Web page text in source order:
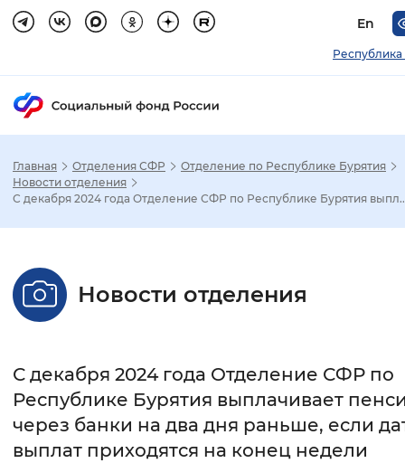
En
Республика
Настройка режима отображения
Стандартный Увеличенный
Без засечек
Интервал между буквами
Главная Отделения СФР
Отделение по Республике Бурятия
Новости отделения
С декабря 2024 года Отделение СФР по Республике Бурятия
Новости отделения
С декабря 2024 года Отделение СФР по
Республике Бурятия выплачивает
через банки на два дня раньше, если
выплат приходятся на конец недели